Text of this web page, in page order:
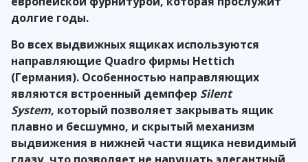
долгие годы.
Во всех выдвижных ящиках используются
направляющие Quadro фирмы Hettich
(Германия). Особенностью направляющих
являются встроенный демпфер Silent
System, который позволяет закрывать ящик
плавно и бесшумно, и скрытый механизм
выдвижения в нижней части ящика невидимый